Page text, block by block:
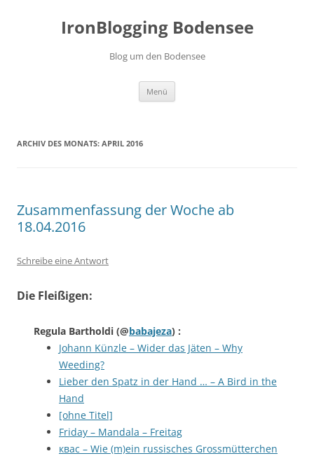
IronBlogging Bodensee
Blog um den Bodensee
Menü
ARCHIV DES MONATS: APRIL 2016
Zusammenfassung der Woche ab
18.04.2016
Schreibe eine Antwort
Die Fleißigen:
Regula Bartholdi (@babajeza) :
Johann Künzle – Wider das Jäten – Why
Weeding?
Lieber den Spatz in der Hand … – A Bird in the
Hand
[ohne Titel]
Friday – Mandala – Freitag
квас – Wie (m)ein russisches Grossmütterchen